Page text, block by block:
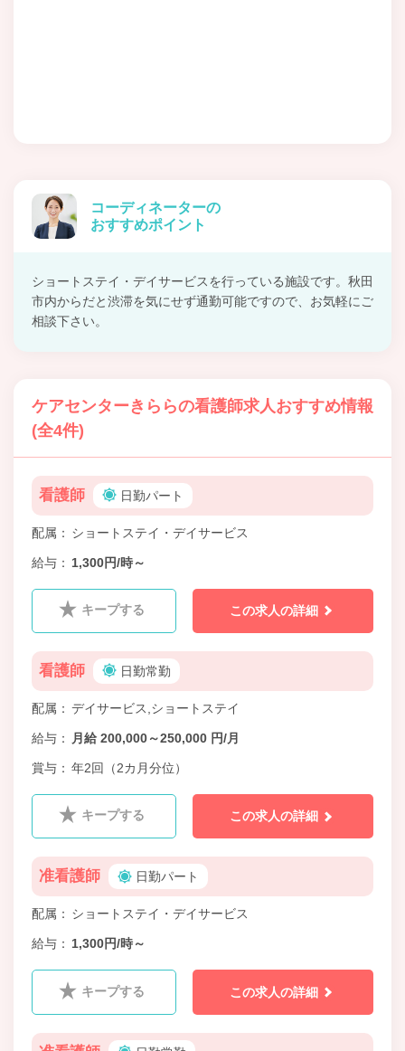
コーディネーターの
おすすめポイント
ショートステイ・デイサービスを行っている施設です。秋田
市内からだと渋滞を気にせず通勤可能ですので、お気軽にご
相談下さい。
ケアセンターきららの看護師求人おすすめ情報
(全4件)
看護師 日勤パート
配属 ショートステイ・デイサービス
給与 1,300円/時～
キープする この求人の詳細
看護師 日勤常勤
配属 デイサービス,ショートステイ
給与 月給 200,000～250,000 円/月
賞与 年2回（2カ月分位）
キープする この求人の詳細
准看護師 日勤パート
配属 ショートステイ・デイサービス
給与 1,300円/時～
キープする この求人の詳細